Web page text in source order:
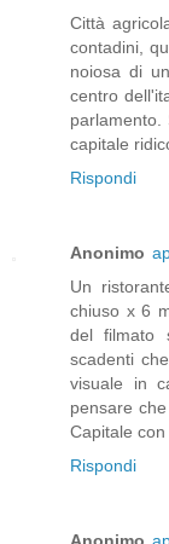
Città
contadini,
noiosa di
centro
parlamento.
capitale
Rispondi
Anonimo
Un
chiuso x 6
del filmato
scadenti
visuale in
pensare
Capitale
Rispondi
Anonimo